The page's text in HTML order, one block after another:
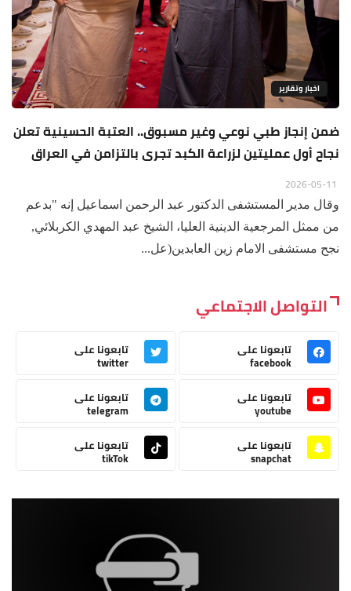
اخبار وتقارير
ضمن إنجاز طبي نوعي وغير مسبوق.. العتبة الحسينية تعلن
نجاح أول عمليتين لزراعة الكبد تجرى بالتزامن في العراق
وقال مدير المستشفى الدكتور عبد الرحمن اسماعيل إنه "بدعم
من ممثل المرجعية الدينية العليا، الشيخ عبد المهدي الكربلائي,
نجح مستشفى الامام زين العابدين(عل...
التواصل الاجتماعي
تابعونا على
facebook
تابعونا على
twitter
تابعونا على
youtube
تابعونا على
telegram
تابعونا على
snapchat
تابعونا على
tikTok